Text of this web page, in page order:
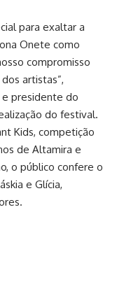
para exaltar a
Onete como
compromisso
artistas”,
e presidente do
do festival.
Kids, competição
de Altamira e
o público confere o
e Glícia,